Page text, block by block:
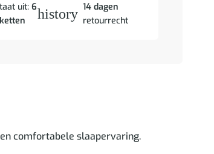
uit: 6history 14 dagen
retourrecht
comfortabele slaapervaring.